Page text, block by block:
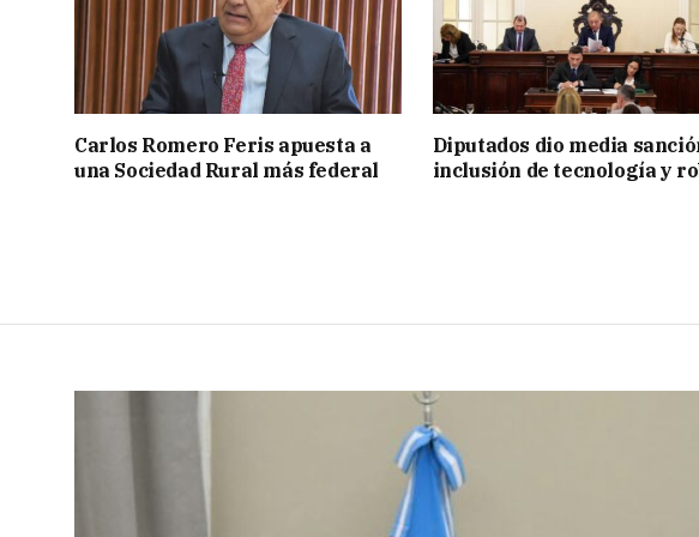
Carlos Romero Feris apuesta a
una Sociedad Rural más federal
Diputados dio media
inclusión de tecnología y